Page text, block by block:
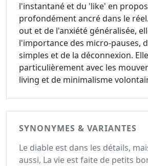
l'instantané et du 'like' en
profondément ancré dans le
out et de l'anxiété généralisée,
l'importance des micro-pauses,
simples et de la déconnexion.
particulièrement avec les
living et de minimalisme
SYNONYMES & VARIANTES
Le diable est dans les détails,
aussi, La vie est faite de petits